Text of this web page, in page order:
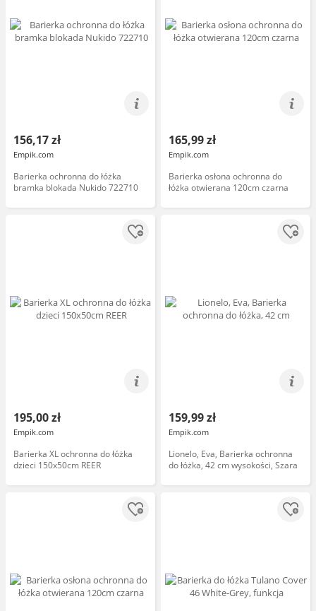
156,17 zł
Empik.com
Barierka ochronna do łóżka
bramka blokada Nukido 722710
165,99 zł
Empik.com
Barierka osłona ochronna do
łóżka otwierana 120cm czarna
195,00 zł
Empik.com
Barierka XL ochronna do łóżka
dzieci 150x50cm REER
159,99 zł
Empik.com
Lionelo, Eva, Barierka ochronna
do łóżka, 42 cm wysokości, Szara